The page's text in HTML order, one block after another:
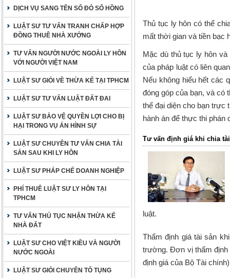
DỊCH VỤ SANG TÊN SỔ ĐỎ SỔ HỒNG
LUẬT SƯ TƯ VẤN TRANH CHẤP HỢP
ĐỒNG THUÊ NHÀ XƯỞNG
TƯ VẤN NGƯỜI NƯỚC NGOÀI LY HÔN
VỚI NGƯỜI VIỆT NAM
LUẬT SƯ GIỎI VỀ THỪA KẾ TẠI TPHCM
LUẬT SƯ TƯ VẤN LUẬT ĐẤT ĐAI
LUẬT SƯ BẢO VỆ QUYỀN LỢI CHO BỊ
HẠI TRONG VỤ ÁN HÌNH SỰ
LUẬT SƯ CHUYÊN TƯ VẤN CHIA TÀI
SẢN SAU KHI LY HÔN
LUẬT SƯ PHÁP CHẾ DOANH NGHIỆP
PHÍ THUÊ LUẬT SƯ LY HÔN TẠI
TPHCM
TƯ VẤN THỦ TỤC NHẬN THỪA KẾ
NHÀ ĐẤT
LUẬT SƯ CHO VIỆT KIỀU VÀ NGƯỜI
NƯỚC NGOÀI
LUẬT SƯ GIỎI CHUYÊN TỐ TỤNG
Thủ tục ly hôn có thể
mất thời gian và tiền bạc
Mặc dù thủ tục ly hôn
của pháp luật có liên
Nếu không hiểu hết các
đóng góp của bạn, và có
thể đại diện cho bạn trực
hành án để thực thi phán
Tư vấn định giá khi chia
luật.
Thẩm định giá tài sản
trường. Đơn vị thẩm định
định giá của Bộ Tài